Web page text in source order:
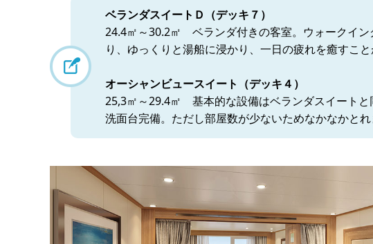
ベランダスイートＤ（デッキ７）
24.4㎡～30.2㎡ ベランダ付きの客室。ウォークイ
り、ゆっくりと湯船に浸かり、一日の疲れを癒すこ
オーシャンビュースイート（デッキ４）
25,3㎡～29.4㎡ 基本的な設備はベランダスイート
洗面台完備。ただし部屋数が少ないためなかなかとれ